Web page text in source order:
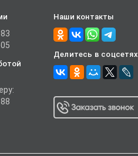
Наши контакты
Делитесь в соцсетях